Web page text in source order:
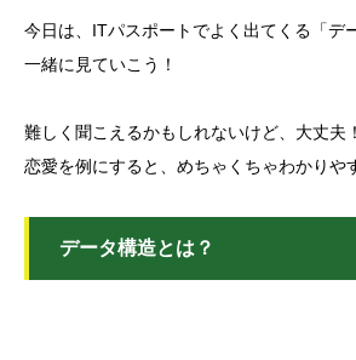
今日は、ITパスポートでよく出てくる「デ
一緒に見ていこう！
難しく聞こえるかもしれないけど、大丈夫！
恋愛を例にすると、めちゃくちゃわかりや
データ構造とは？